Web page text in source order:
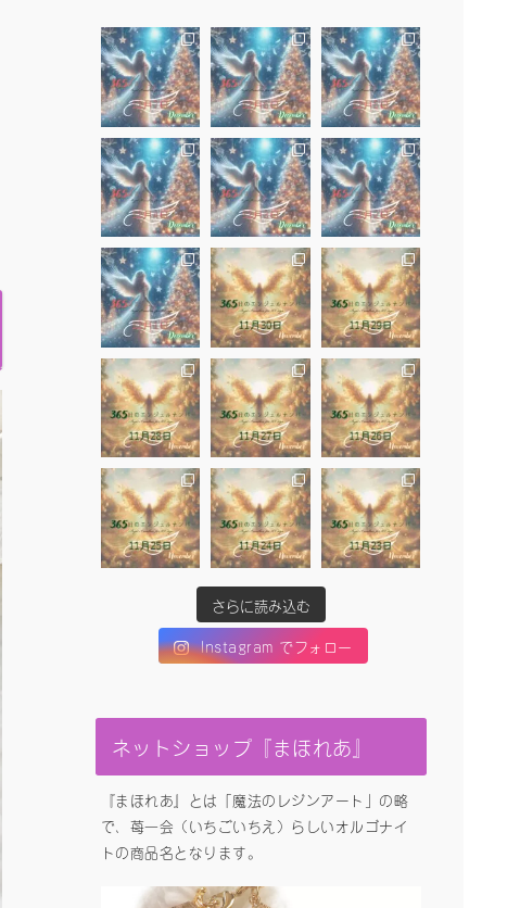
さらに読み込む
Instagram でフォロー
ネットショップ『まほれあ』
『まほれあ』とは「魔法のレジンアート」の略
で、苺一会（いちごいちえ）らしいオルゴナイ
トの商品名となります。